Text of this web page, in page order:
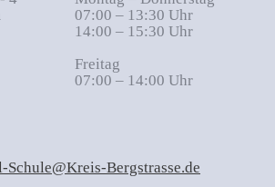
07:00 – 13:30 Uhr
14:00 – 15:30 Uhr
Freitag
07:00 – 14:00 Uhr
Bergstrasse.de